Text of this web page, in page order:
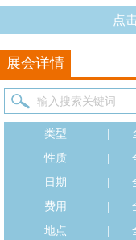
点
展会详情
类型
性质
日期
费用
地点